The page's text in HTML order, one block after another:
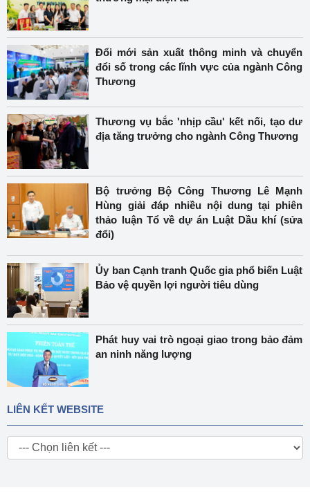
Đổi mới sản xuất thông minh và chuyển
đổi số trong các lĩnh vực của ngành Công
Thương
Thương vụ bắc 'nhịp cầu' kết nối, tạo dư
địa tăng trưởng cho ngành Công Thương
Bộ trưởng Bộ Công Thương Lê Mạnh
Hùng giải đáp nhiều nội dung tại phiên
thảo luận Tổ về dự án Luật Dầu khí (sửa
đổi)
Ủy ban Cạnh tranh Quốc gia phổ biến Luật
Bảo vệ quyền lợi người tiêu dùng
Phát huy vai trò ngoại giao trong bảo đảm
an ninh năng lượng
LIÊN KẾT WEBSITE